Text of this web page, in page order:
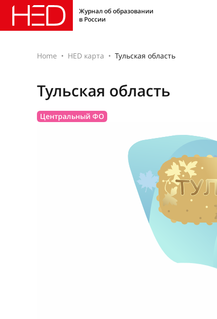
Журнал об образовании
в России
Home HED карта Тульская область
Тульская область
Центральный ФО